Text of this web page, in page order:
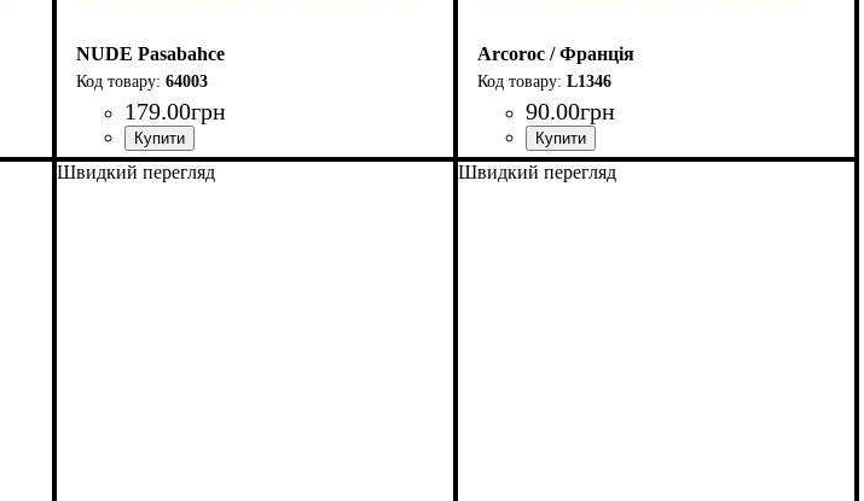
NUDE Pasabahce
64003
179.00грн
Arcoroc / Франція
L1346
90.00грн
Швидкий перегляд Швидкий перегляд